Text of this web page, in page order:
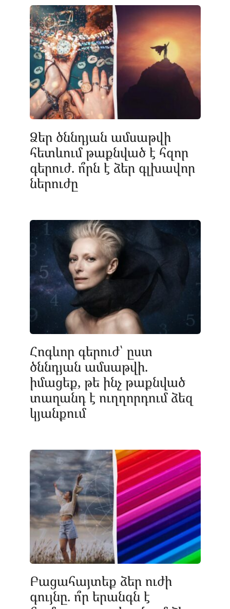
Ձեր ծննդյան ամսաթվի
հետևում թաքնված է հզոր
գերուժ. ո՞րն է ձեր գլխավոր
ներուժը
Հոգևոր գերուժ՝ ըստ
ծննդյան ամսաթվի.
իմացեք, թե ինչ թաքնված
տաղանդ է ուղղորդում ձեզ
կյանքում
Բացահայտեք ձեր ուժի
գույնը. ո՞ր երանգն է